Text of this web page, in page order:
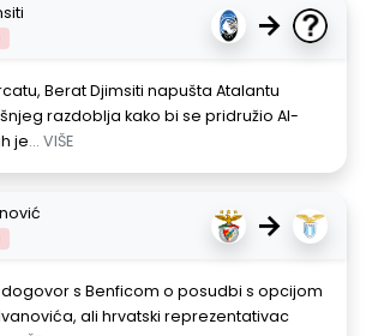
→
Berat Djimsiti napušta Atalantu
razdoblja kako bi se pridružio Al-
je... VIŠE
→
s Benficom o posudbi s opcijom
ali hrvatski reprezentativac